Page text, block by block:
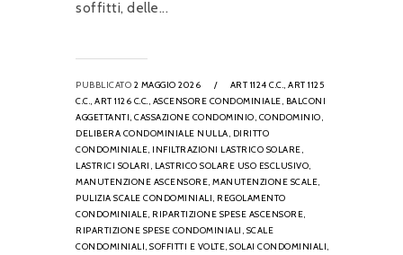
soffitti, delle...
PUBBLICATO 2 MAGGIO 2026 / ART 1124 C.C., ART 1125
C.C., ART 1126 C.C., ASCENSORE CONDOMINIALE, BALCONI
AGGETTANTI, CASSAZIONE CONDOMINIO, CONDOMINIO,
DELIBERA CONDOMINIALE NULLA, DIRITTO
CONDOMINIALE, INFILTRAZIONI LASTRICO SOLARE,
LASTRICI SOLARI, LASTRICO SOLARE USO ESCLUSIVO,
MANUTENZIONE ASCENSORE, MANUTENZIONE SCALE,
PULIZIA SCALE CONDOMINIALI, REGOLAMENTO
CONDOMINIALE, RIPARTIZIONE SPESE ASCENSORE,
RIPARTIZIONE SPESE CONDOMINIALI, SCALE
CONDOMINIALI, SOFFITTI E VOLTE, SOLAI CONDOMINIALI,